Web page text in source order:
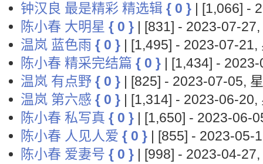
钟汉良 最是精彩 精选辑 { 0 } | [1,066] -
陈小春 大明星 { 0 } | [831] - 2023-07-
温岚 蓝色雨 { 0 } | [1,495] - 2023-07-21,
陈小春 精采完结篇 { 0 } | [1,434] -
温岚 有点野 { 0 } | [825] - 2023-07-05,
温岚 第六感 { 0 } | [1,314] - 2023-06-20,
陈小春 私写真 { 0 } | [1,650] - 2023-06-
陈小春 人见人爱 { 0 } | [855] - 2023-05-
陈小春 爱妻号 { 0 } | [998] - 2023-04-